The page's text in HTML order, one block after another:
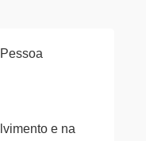
e na